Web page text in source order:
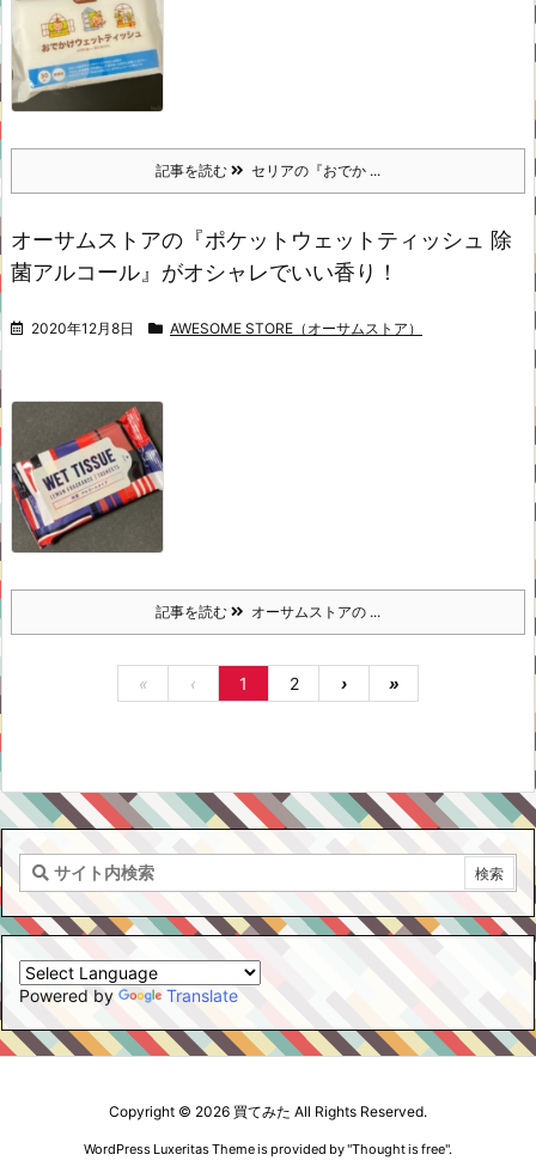
記事を読む セリアの『おでか ...
オーサムストアの『ポケットウェットティッシュ 除
菌アルコール』がオシャレでいい香り！
2020年12月8日 AWESOME STORE（オーサムストア）
記事を読む オーサムストアの ...
« ‹ 1 2 › »
Powered by Translate
Copyright © 2026 買てみた All Rights Reserved.
WordPress Luxeritas Theme is provided by "Thought is free".